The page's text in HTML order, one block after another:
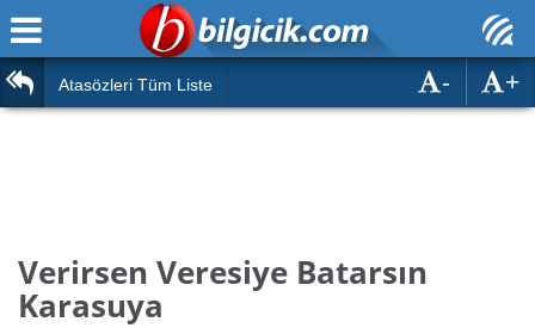
Ana Sayfa
Türk Tarihi & Kültürü
Atasözleri Tüm Liste +
-
Verirsen Veresiye Batarsın
Karasuya